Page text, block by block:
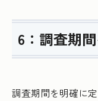
6：調査期
調査期間を明確に